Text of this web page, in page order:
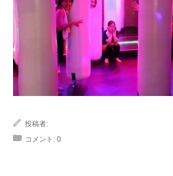
投稿者:
コメント: 0